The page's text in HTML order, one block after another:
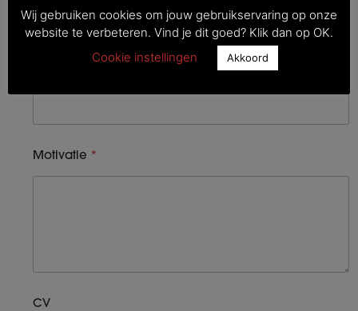
Motivatie *
CV
Wij gebruiken cookies om jouw gebruikservaring op onze
website te verbeteren. Vind je dit goed? Klik dan op OK.
Cookie instellingen
Akkoord